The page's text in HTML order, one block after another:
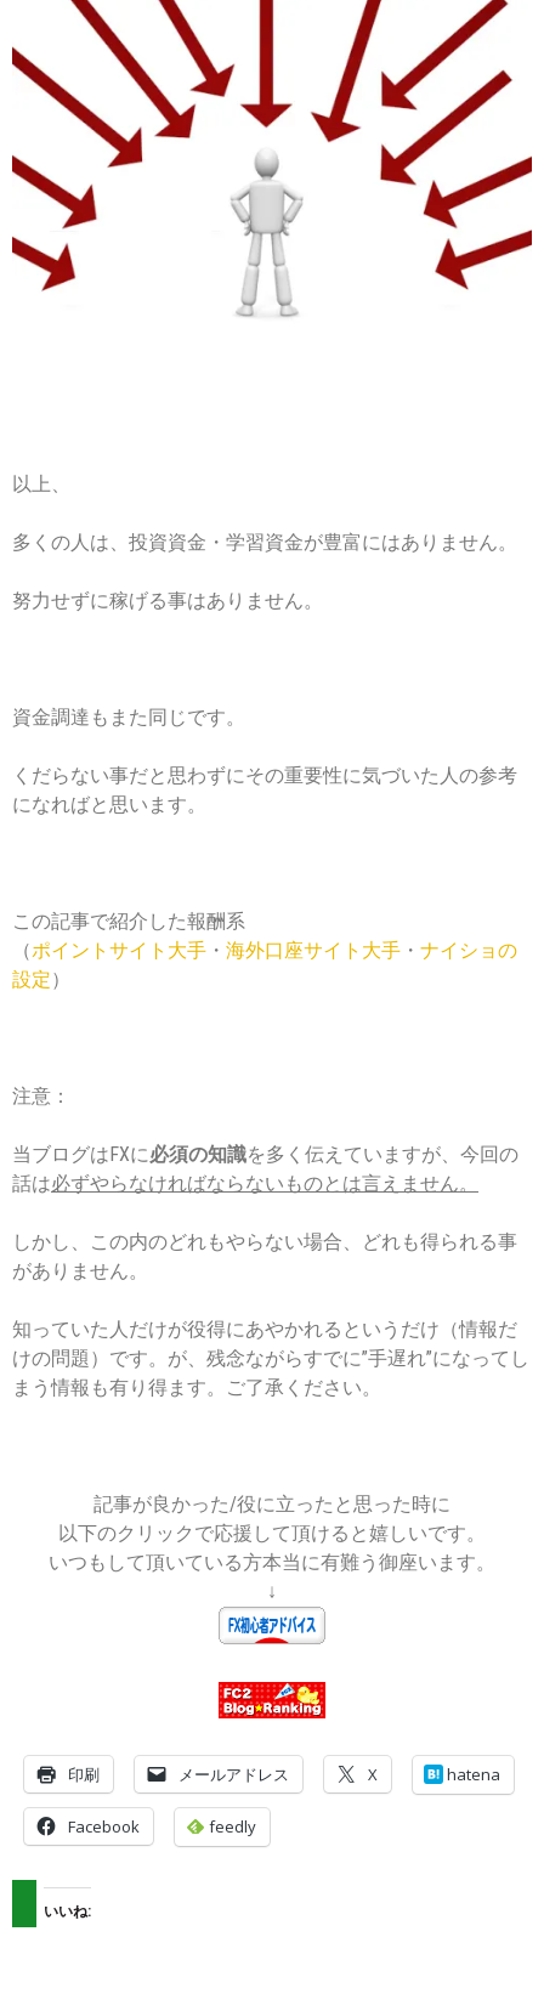
以上、
多くの人は、投資資金・学習資金が豊富にはありません。
努力せずに稼げる事はありません。
資金調達もまた同じです。
くだらない事だと思わずにその重要性に気づいた人の参考
になればと思います。
この記事で紹介した報酬系
（ポイントサイト大手 ・ 海外口座サイト大手 ・ ナイショの
設定）
注意：
当ブログはFXに必須の知識を多く伝えていますが、今回の
話は必ずやらなければならないものとは言えません。
しかし、この内のどれもやらない場合、どれも得られる事
がありません。
知っていた人だけが役得にあやかれるというだけ（情報だ
けの問題）です。が、残念ながらすでに”手遅れ”になってし
まう情報も有り得ます。ご了承ください。
記事が良かった/役に立ったと思った時に
以下のクリックで応援して頂けると嬉しいです。
いつもして頂いている方本当に有難う御座います。
↓
印刷 メールアドレス X hatena
Facebook feedly
いいね: